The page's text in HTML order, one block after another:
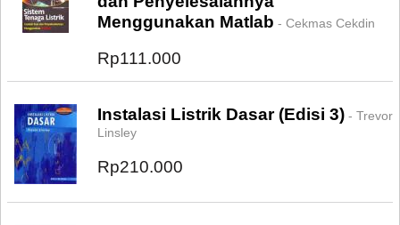
Menggunakan Matlab - Cekmas Cekdin
Rp111.000
Instalasi Listrik Dasar (Edisi 3) - Trevor
Linsley
Rp210.000